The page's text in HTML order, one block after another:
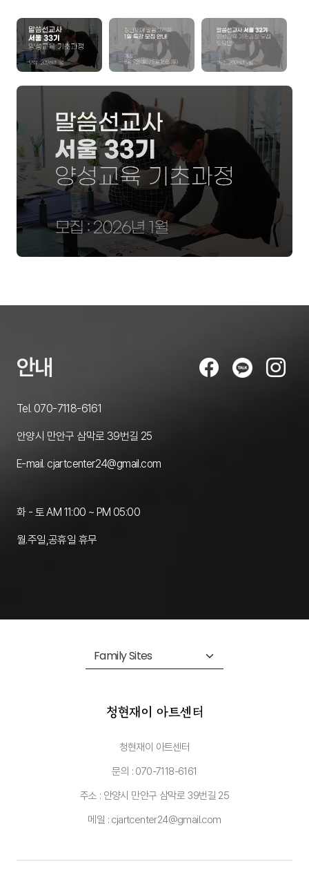
안내
Tel. 070-7118-6161
안양시 만안구 삼막로 39번길 25
E-mail. cjartcenter24@gmail.com
화 - 토 AM 11:00 ~ PM 05:00
월.주일,공휴일 휴무
청현재이 아트센터
문의 : 070-7118-6161
주소 : 안양시 만안구 삼막로 39번길 25
메일 : cjartcenter24@gmail.com